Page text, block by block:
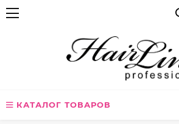
КАТАЛОГ ТОВАРОВ